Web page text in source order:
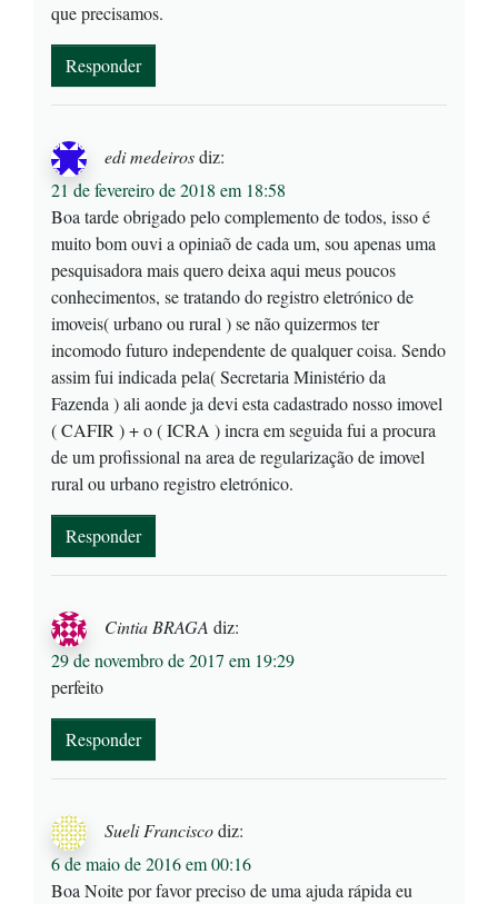
que precisamos.
Responder
edi medeirosdiz:
21 de fevereiro de 2018 em 18:58
Boa tarde obrigado pelo complemento de todos, isso é
muito bom ouvi a opiniaõ de cada um, sou apenas uma
pesquisadora mais quero deixa aqui meus poucos
conhecimentos, se tratando do registro eletrónico de
imoveis( urbano ou rural ) se não quizermos ter
incomodo futuro independente de qualquer coisa. Sendo
assim fui indicada pela( Secretaria Ministério da
Fazenda ) ali aonde ja devi esta cadastrado nosso imovel
( CAFIR ) + o ( ICRA ) incra em seguida fui a procura
de um profissional na area de regularização de imovel
rural ou urbano registro eletrónico.
Responder
Cintia BRAGA diz:
29 de novembro de 2017 em 19:29
perfeito
Responder
Sueli Franciscodiz:
6 de maio de 2016 em 00:16
Boa Noite por favor preciso de uma ajuda rápida eu